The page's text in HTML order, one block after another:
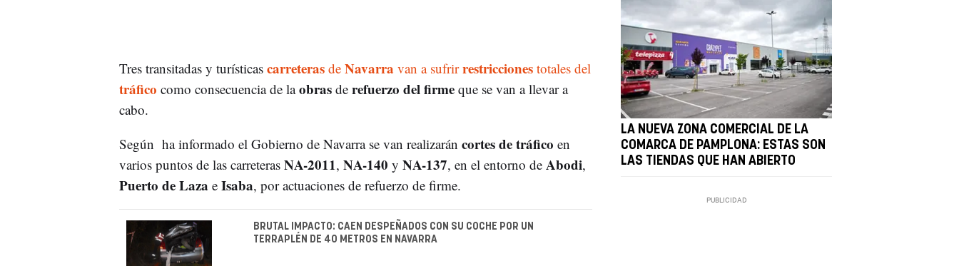
Tres transitadas y turísticas carreterasde Navarra van a sufrirrestriccionestotales del
tráfico como consecuencia de laobras de refuerzo del firmeque se van a llevar a
cabo.
Según ha informado el Gobierno de Navarra se van realizarán cortes de tráfico en
varios puntos de las carreteras NA-2011, NA-140 y NA-137, en el entorno de Abodi,
Puerto de Laza e Isaba, por actuaciones de refuerzo de firme.
BRUTAL IMPACTO: CAEN DESPEÑADOS CON SU COCHE POR UN
TERRAPLÉN DE 40 METROS EN NAVARRA
LA NUEVA ZONA COMERCIAL DE LA
COMARCA DE PAMPLONA: ESTAS SON
LAS TIENDAS QUE HAN ABIERTO